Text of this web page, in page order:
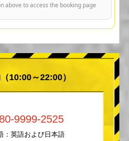
above to access the booking page
10:00～22:00）
9999-2525
：英語および日本語